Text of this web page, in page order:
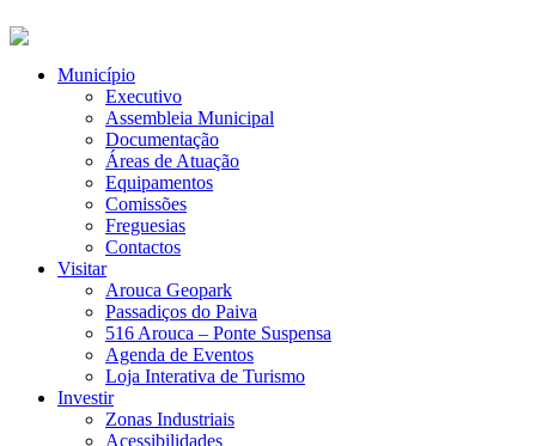
Município
Executivo
Assembleia Municipal
Documentação
Áreas de Atuação
Equipamentos
Comissões
Freguesias
Contactos
Visitar
Arouca Geopark
Passadiços do Paiva
516 Arouca – Ponte Suspensa
Agenda de Eventos
Loja Interativa de Turismo
Investir
Zonas Industriais
Acessibilidades